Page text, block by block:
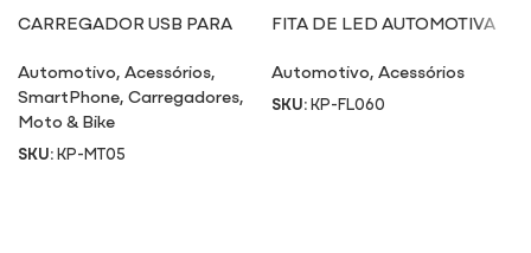
CARREGADOR USB PARA
Automotivo,Acessórios,
SmartPhone,Carregadores,
Moto & Bike
SKU:KP-MT05
FITA DE LED AUTOMOTIVA
Automotivo,Acessórios
SKU:KP-FL060